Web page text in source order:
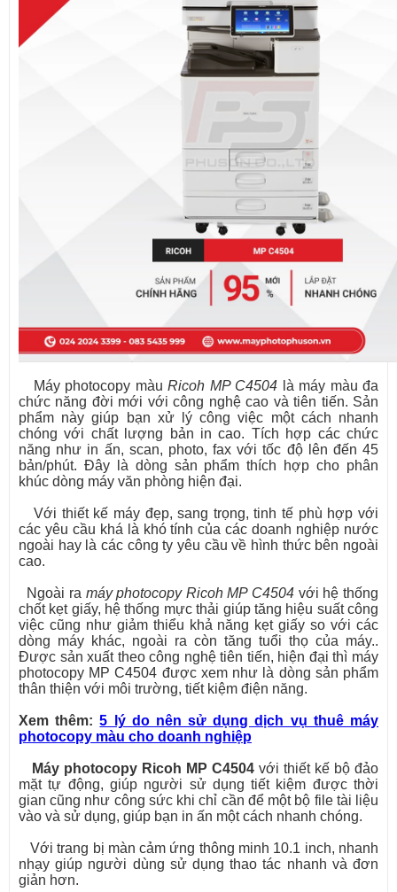
Máy photocopy màu Ricoh MP C4504 là máy màu đa
chức năng đời mới với công nghệ cao và tiên tiến. Sản
phẩm này giúp bạn xử lý công việc một cách nhanh
chóng với chất lượng bản in cao. Tích hợp các chức
năng như in ấn, scan, photo, fax với tốc độ lên đến 45
bản/phút. Đây là dòng sản phẩm thích hợp cho phân
khúc dòng máy văn phòng hiện đại.
Với thiết kế máy đẹp, sang trọng, tinh tế phù hợp với
các yêu cầu khá là khó tính của các doanh nghiệp nước
ngoài hay là các công ty yêu cầu về hình thức bên ngoài
cao.
Ngoài ra máy photocopy Ricoh MP C4504 với hệ thống
chốt kẹt giấy, hệ thống mực thải giúp tăng hiệu suất công
việc cũng như giảm thiểu khả năng kẹt giấy so với các
dòng máy khác, ngoài ra còn tăng tuổi thọ của máy..
Được sản xuất theo công nghệ tiên tiến, hiện đại thì máy
photocopy MP C4504 được xem như là dòng sản phẩm
thân thiện với môi trường, tiết kiệm điện năng.
Xem thêm:5 lý do nên sử dụng dịch vụ thuê máy
photocopy màu cho doanh nghiệp
Máy photocopy Ricoh MP C4504 với thiết kế bộ đảo
mặt tự động, giúp người sử dụng tiết kiệm được thời
gian cũng như công sức khi chỉ cần để một bộ file tài liệu
vào và sử dụng, giúp bạn in ấn một cách nhanh chóng.
Với trang bị màn cảm ứng thông minh 10.1 inch, nhanh
nhạy giúp người dùng sử dụng thao tác nhanh và đơn
giản hơn.